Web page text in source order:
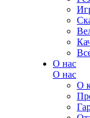
О нас
О нас
О